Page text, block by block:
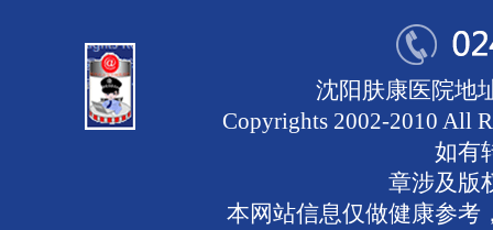
沈阳肤康医院地
Copyrights 2002-2010 All
如有
章涉及版
本网站信息仅做健康参考